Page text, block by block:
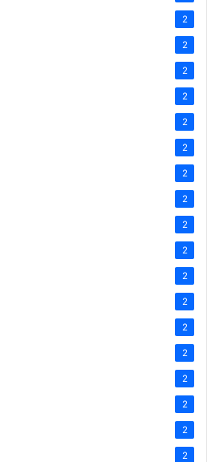
2
2
2
2
2
2
2
2
2
2
2
2
2
2
2
2
2
2